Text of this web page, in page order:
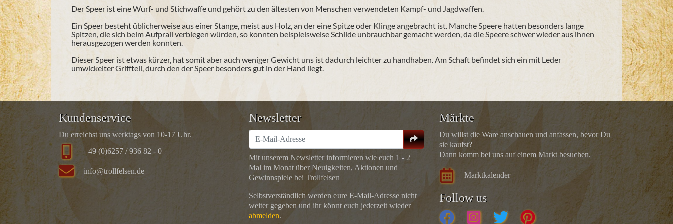
Der Speer ist eine Wurf- und Stichwaffe und gehört zu den ältesten von Menschen verwendeten Kampf- und Jagdwaffen.
Ein Speer besteht üblicherweise aus einer Stange, meist aus Holz, an der eine Spitze oder Klinge angebracht ist. Manche Speere hatten besonders lange
Spitzen, die sich beim Aufprall verbiegen würden, so konnten beispielsweise Schilde unbrauchbar gemacht werden, da die Speere schwer wieder aus ihnen
herausgezogen werden konnten.
Dieser Speer ist etwas kürzer, hat somit aber auch weniger Gewicht uns ist dadurch leichter zu handhaben. Am Schaft befindet sich ein mit Leder
umwickelter Griffteil, durch den der Speer besonders gut in der Hand liegt.
Kundenservice
Du erreichst uns werktags von 10-17 Uhr.
+49 (0)6257 / 936 82 - 0
info@trollfelsen.de
Newsletter
Mit unserem Newsletter informieren wie euch 1 - 2
Mal im Monat über Neuigkeiten, Aktionen und
Gewinnspiele bei Trollfelsen
Selbstverständlich werden eure E-Mail-Adresse nicht
weiter gegeben und ihr könnt euch jederzeit wieder
abmelden.
Märkte
Du willst die Ware anschauen und anfassen, bevor Du
sie kaufst?
Dann komm bei uns auf einem Markt besuchen.
Marktkalender
Follow us